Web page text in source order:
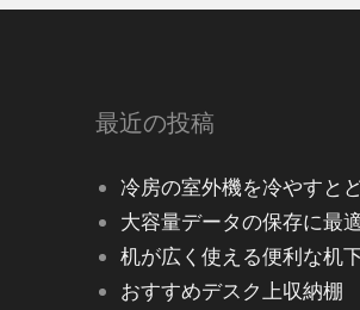
最近の投稿
冷房の室外機を冷やすと
大容量データの保存に最
机が広く使える便利な机
おすすめデスク上収納